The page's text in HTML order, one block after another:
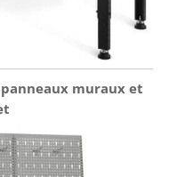
muraux et